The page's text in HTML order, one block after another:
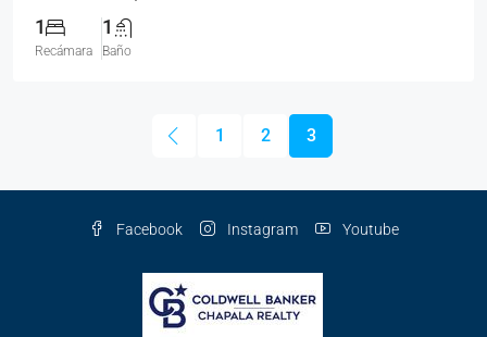
1
Recámara
1
Baño
1 2 3
Facebook Instagram Youtube